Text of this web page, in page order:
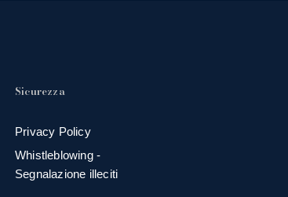
Sicurezza
Privacy Policy
Whistleblowing -
Segnalazione illeciti